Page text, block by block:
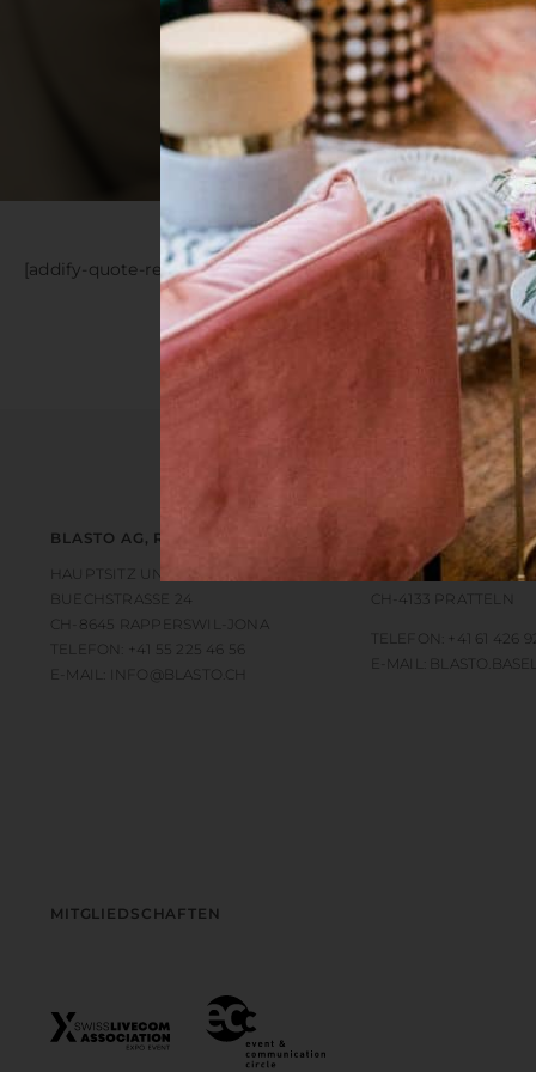
[addify-quote-request-page]
BLASTO AG, RAPPERSWIL – JONA
HAUPTSITZ UND CONCEPT ROOM
BUECHSTRASSE 24
CH-8645 RAPPERSWIL-JONA
TELEFON:
+41 55 225 46 56
E-MAIL:
INFO@BLASTO.CH
BLASTO AG,
GÜTERSTRASSE 66,
CH-4133 PRATTELN
TELEFON:
+41 61 426
E-MAIL:
MITGLIEDSCHAFTEN